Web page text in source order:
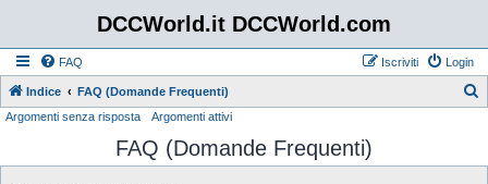
DCCWorld.it DCCWorld.com
FAQ Login
Iscriviti
Indice FAQ (Domande Frequenti)
c
Argomenti senza risposta Argomenti attivi
FAQ (Domande Frequenti)